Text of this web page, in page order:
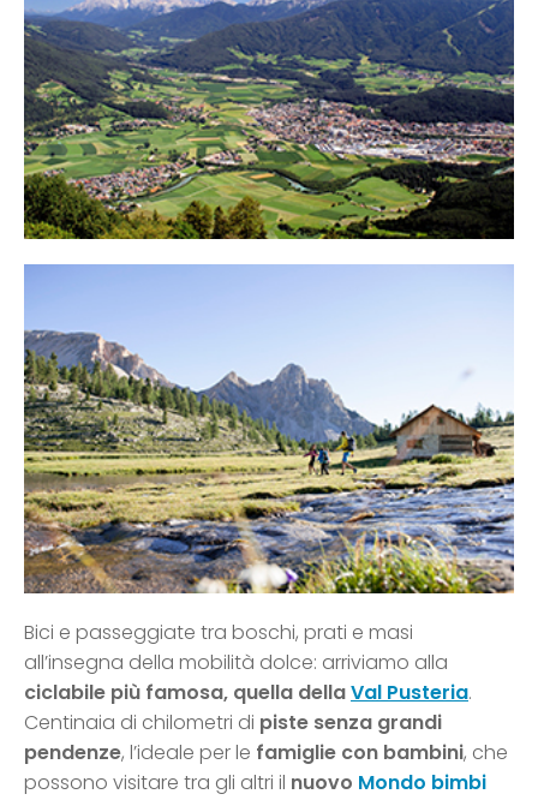
Bici e passeggiate tra boschi, prati e masi
all’insegna della mobilità dolce: arriviamo alla
ciclabile più famosa, quella dellaVal Pusteria.
Centinaia di chilometri di piste senza grandi
pendenze, l’ideale per le famiglie con bambini, che
possono visitare tra gli altri il nuovo Mondo bimbi